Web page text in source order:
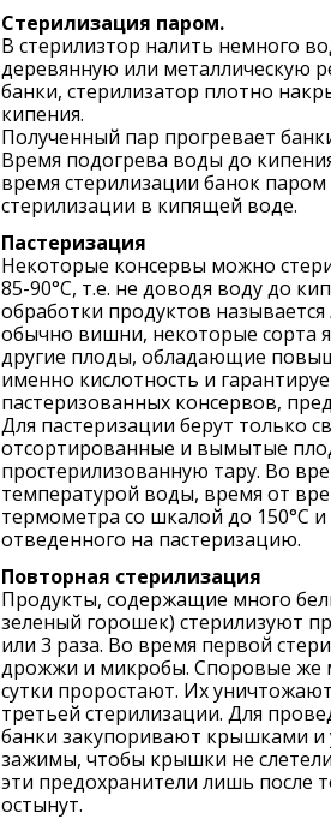
Стерилизация паром.
В стерилизтор налить немного
деревянную или металлическую
банки, стерилизатор плотно
кипения.
Полученный пар прогревает
Время подогрева воды до
время стерилизации банок
стерилизации в кипящей воде.
Пастеризация
Некоторые консервы можно
85-90°С, т.е. не доводя воду до
обработки продуктов называется
обычно вишни, некоторые сорта
другие плоды, обладающие
именно кислотность и
пастеризованных консервов,
Для пастеризации берут только
отсортированные и вымытые
простерилизованную тару. Во
температурой воды, время от
термометра со шкалой до 150°С
отведенного на пастеризацию.
Повторная стерилизация
Продукты, содержащие много
зеленый горошек) стерилизуют
или 3 раза. Во время первой
дрожжи и микробы. Споровые же
сутки проростают. Их
третьей стерилизации. Для
банки закупоривают крышками и
зажимы, чтобы крышки не
эти предохранители лишь после
остынут.